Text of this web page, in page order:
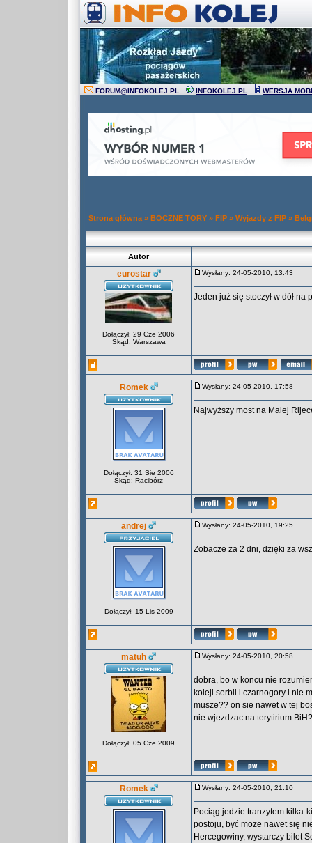
FORUM@INFOKOLEJ.PL INFOKOLEJ.PL WERSJA
Strona główna » BOCZNE TORY » FIP » Wyjazdy z FIP »
Autor
eurostar
Dołączył: 29 Cze 2006
Skąd: Warszawa
Wysłany: 24-05-2010, 13:43
Jeden już się stoczył w dół na
Romek
Dołączył: 31 Sie 2006
Skąd: Racibórz
Wysłany: 24-05-2010, 17:58
Najwyższy most na Malej
andrej
Dołączył: 15 Lis 2009
Wysłany: 24-05-2010, 19:25
Zobacze za 2 dni, dzięki za
matuh
Dołączył: 05 Cze 2009
Wysłany: 24-05-2010, 20:58
dobra, bo w koncu nie
koleji serbii i czarnogory i nie
musze?? on sie nawet w tej
nie wjezdzac na terytirium
Romek Wysłany: 24-05-2010, 21:10
Pociąg jedzie tranzytem kilka-
postoju, być może nawet się
Hercegowiny, wystarczy bilet